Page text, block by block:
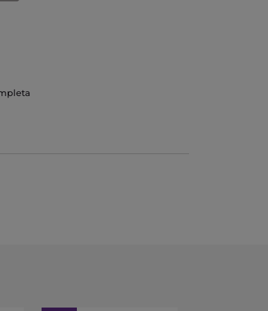
no sistema urinário e permite